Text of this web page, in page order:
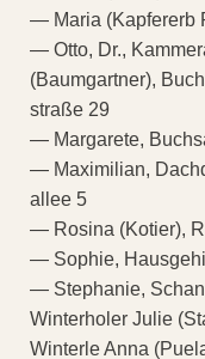
— Maria (Kapfererb
— Otto, Dr.,
(Baumgartner),
straße 29
— Margarete,
— Maximilian,
allee 5
— Rosina (Kotier),
— Sophie,
— Stephanie,
Winterholer Julie
Winterle Anna